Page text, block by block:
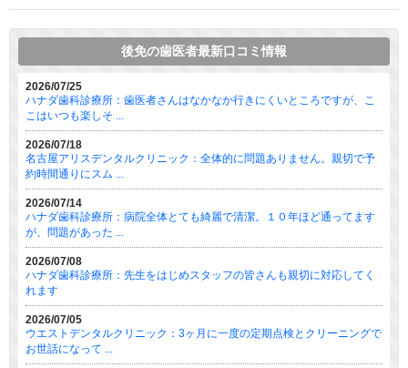
後免の歯医者最新口コミ情報
2026/07/25
ハナダ歯科診療所：歯医者さんはなかなか行きにくいところですが、こ
こはいつも楽しそ ...
2026/07/18
名古屋アリスデンタルクリニック：全体的に問題ありません。親切で予
約時間通りにスム ...
2026/07/14
ハナダ歯科診療所：病院全体とても綺麗で清潔。１０年ほど通ってます
が、問題があった ...
2026/07/08
ハナダ歯科診療所：先生をはじめスタッフの皆さんも親切に対応してく
れます
2026/07/05
ウエストデンタルクリニック：3ヶ月に一度の定期点検とクリーニングで
お世話になって ...